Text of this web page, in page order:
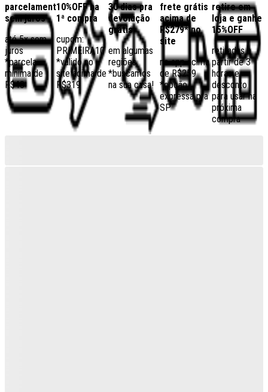
parcelamento
sem juros
até 5x sem
juros
*parcela
mínima de
R$40
10%OFF na
1ª compra
cupom:
PRIMEIRA10
*válido no
site acima de
R$319
30 dias pra
devolução
grátis
em algumas
regiões,
*buscamos
na sua casa!
frete grátis
acima de
R$279* no
site
no app acima
de R$259
*opção
expressa pra
SP
retire em
loja e ganhe
15%OFF
retiradas a
partir de 3
horas e
desconto
para usar na
próxima
compra